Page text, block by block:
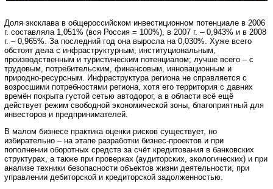
Доля эксклава в общероссийском инвестиционном потенциале в 2006
г. составляла 1,051% (вся Россия = 100%), в 2007 г. – 0,943% и в 2008
г. – 0,965%. За последний год она выросла на 0,030%. Хуже всего
обстоят дела с инфраструктурным, институциональным,
производственным и туристическим потенциалом; лучше всего – с
трудовым, потребительским, финансовым, инновационным и
природно-ресурсным. Инфраструктура региона не справляется с
возросшими потребностями региона, хотя его территория с давних
времён покрыта густой сетью автодорог, а в области всё ещё
действует режим свободной экономической зоны, благоприятный для
инвесторов и предпринимателей.
В малом бизнесе практика оценки рисков существует, но
избирательно – на этапе разработки бизнес-проектов и при
пополнении оборотных средств за счёт кредитования в банковских
структурах, а также при проверках (аудиторских, экологических) и при
анализе техники безопасности объектов жизни деятельности, при
управлении дебиторской и кредиторской задолженностью.